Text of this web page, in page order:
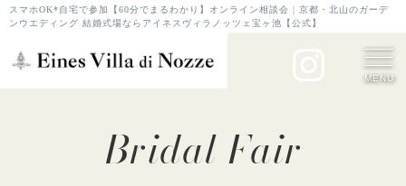
スマホOK*自宅で参加【60分でまるわかり】オンライン相談会 | 京都・北山のガーデ
ンウエディング 結婚式場ならアイネスヴィラノッツェ宝ヶ池【公式】
MENU
Bridal Fair